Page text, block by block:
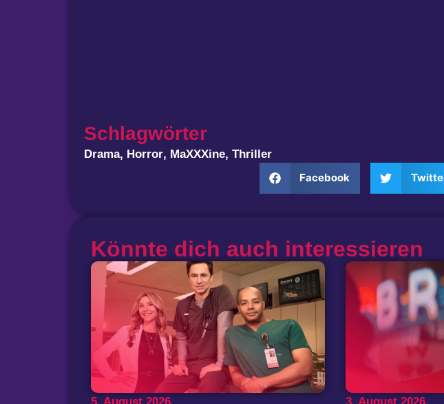
Schlagwörter
Drama, Horror, MaXXXine, Thriller
Facebook
Könnte dich auch interessieren